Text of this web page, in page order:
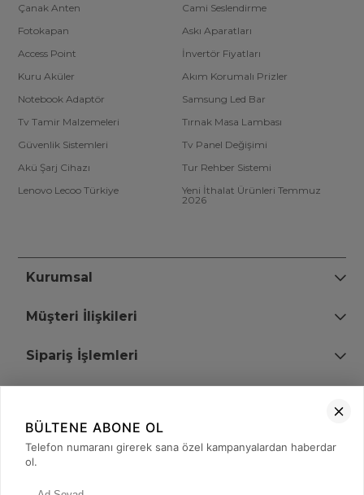
Çanak Anten
Cami Seslendirme
Fotokapan
Askı Aparatları
Access Point
İnvertör Fiyatları
Kuru Aküler
Akım Korumalı Prizler
Notebook Adaptör
Samsung Led Bar
Tv Tamir Malzemeleri
Tırnak Masa Lambası
Güvenlik Sistemleri
Tv Panel Değişimi
Akü Şarj Cihazı
Tur Rehber Sistemi
Lenovo Lecoo Türkiye
Yeni İthalat Ürünleri Temmuz
2026
Kurumsal
Müşteri İlişkileri
Sipariş İşlemleri
+90 (850) 473 08 08
BÜLTENE ABONE OL
Telefon numaranı girerek sana özel kampanyalardan haberdar
ol.